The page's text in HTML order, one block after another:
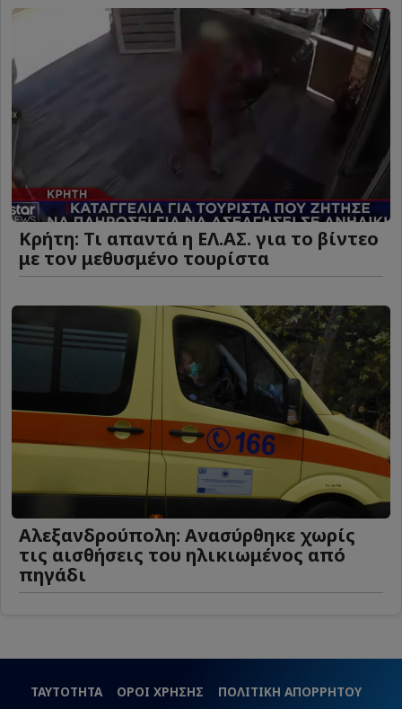
Κρήτη: Τι απαντά η ΕΛ.ΑΣ. για το βίντεο
με τον μεθυσμένο τουρίστα
Αλεξανδρούπολη: Ανασύρθηκε χωρίς
τις αισθήσεις του ηλικιωμένος από
πηγάδι
ΤΑΥΤΟΤΗΤΑ ΟΡΟΙ ΧΡΗΣΗΣ ΠΟΛΙΤΙΚΗ ΑΠΟΡΡΗΤΟΥ